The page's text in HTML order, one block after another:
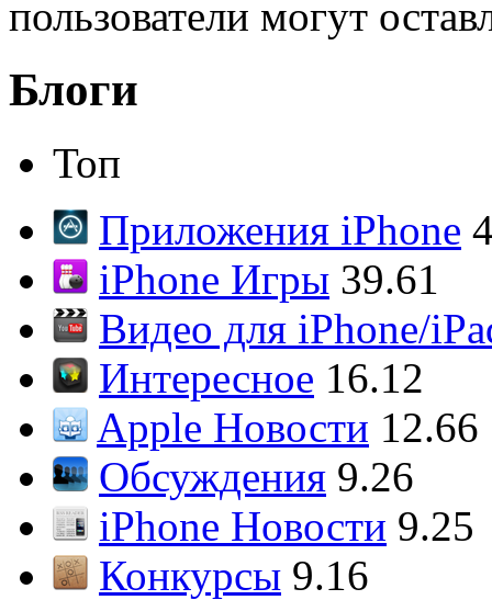
пользователи могут
Блоги
Топ
Приложения iPhone
iPhone Игры 39.61
Видео для iPhone/
Интересное 16.12
Apple Новости 12.66
Обсуждения 9.26
iPhone Новости 9.25
Конкурсы 9.16